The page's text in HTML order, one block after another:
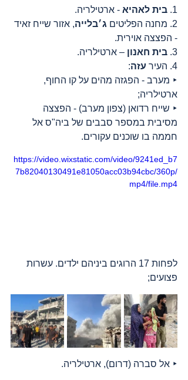
1. בית לאהיא - ארטילריה.
2. מחנה הפליטים
ג׳בלייה, אזור שייח זאיד
- הפצצה אוירית.
3. בית חאנון – ארטילריה.
4. העיר
עזה:
‣ מערב - הפגזה מהים על קו החוף,
ארטילריה;
‣ שייח רדואן (צפון מערב) - הפצצה
מסיבית במספר סבבים של ביה"ס אל
חממה בו שוכנים עקורים.
https://video.wixstatic.com/video/9241ed_b7
7b82040130491e81050acc03b94cbc/360p/
mp4/file.mp4
לפחות 17 הרוגים ביניהם ילדים. עשרות
פצועים;
‣ אל סברה (דרום), ארטילריה.